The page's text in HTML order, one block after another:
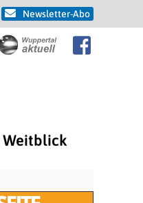
Newsletter-Abo
Weitblick